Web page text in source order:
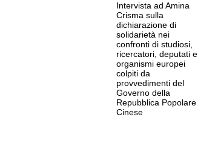
Intervista ad Amina
Crisma sulla
dichiarazione di
solidarietà nei
confronti di studiosi,
ricercatori, deputati e
organismi europei
colpiti da
provvedimenti del
Governo della
Repubblica Popolare
Cinese